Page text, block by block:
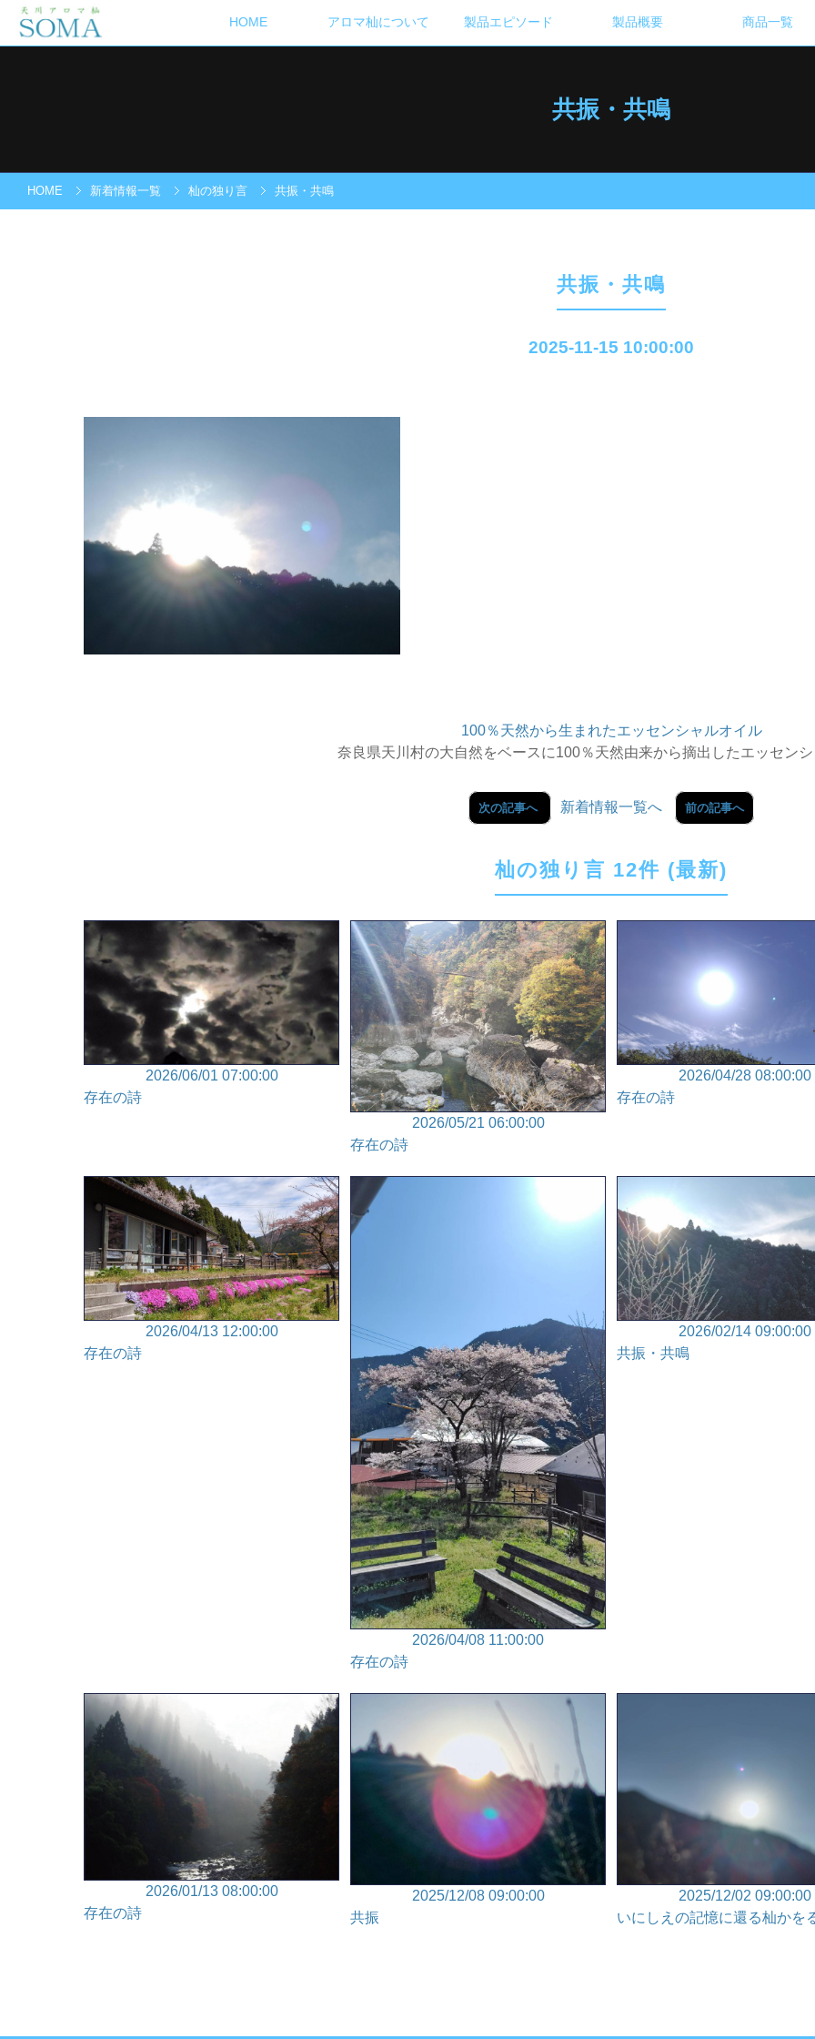
HOME アロマ杣について 製品エピソード 製品概要 商品一覧
共振・共鳴
HOME 新着情報一覧 杣の独り言 共振・共鳴
共振・共鳴
2025-11-15 10:00:00
100％天然から生まれたエッセンシャルオイル
奈良県天川村の大自然をベースに100％天然由来から摘出したエッセン
次の記事へ 新着情報一覧へ 前の記事へ
杣の独り言 12件 (最新)
2026/06/01 07:00:00
存在の詩
2026/05/21 06:00:00
存在の詩
2026/04/28 08:00:00
存在の詩
2026/04/13 12:00:00
存在の詩
2026/04/08 11:00:00
存在の詩
2026/02/14 09:00:00
共振・共鳴
2026/01/13 08:00:00
存在の詩
2025/12/08 09:00:00
共振
2025/12/02 09:00:00
いにしえの記憶に還る杣かを